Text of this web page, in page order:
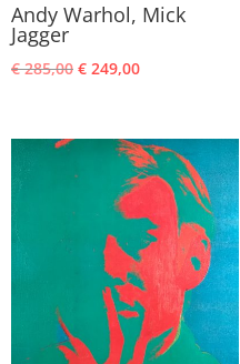
Andy Warhol, Mick
Jagger
€285,00 Oorspronkelijke
€ 285,00.
€ 249,00Huidige
€ 249,00.